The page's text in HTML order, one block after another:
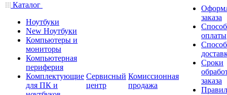
Каталог
Ноутбуки
New Ноутбуки
Компьютеры и
мониторы
Компьютерная
периферия
Комплектующие
для ПК и
Сервисный
центр
Комиссионная
продажа
заказа
оплаты
Сроки
заказа